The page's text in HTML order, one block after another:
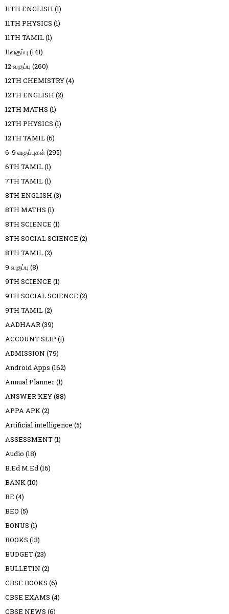
11TH ENGLISH (1)
11TH PHYSICS (1)
11TH TAMIL(1)
11வகுப்பு (141)
12 வகுப்பு (260)
12TH CHEMISTRY(4)
12TH ENGLISH (2)
12TH MATHS (1)
12TH PHYSICS (1)
12TH TAMIL(6)
6-9 வகுப்புகள்(295)
6TH TAMIL(1)
7TH TAMIL(1)
8TH ENGLISH (3)
8TH MATHS (1)
8TH SCIENCE (1)
8TH SOCIAL SCIENCE (2)
8TH TAMIL(2)
9 வகுப்பு (8)
9TH SCIENCE (1)
9TH SOCIAL SCIENCE (2)
9TH TAMIL(2)
AADHAAR(39)
ACCOUNT SLIP (1)
ADMISSION (79)
Android Apps (162)
Annual Planner(1)
ANSWER KEY(88)
APPA APK(2)
Artificial intelligence (5)
ASSESSMENT(1)
Audio (18)
B.Ed M.Ed(16)
BANK(10)
BE (4)
BEO (5)
BONUS (1)
BOOKS (13)
BUDGET(23)
BULLETIN (2)
CBSE BOOKS (6)
CBSE EXAMS (4)
CBSE NEWS (6)